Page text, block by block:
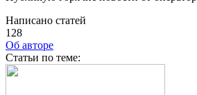
Написано статей
128
Об авторе
Cтатьи по теме: